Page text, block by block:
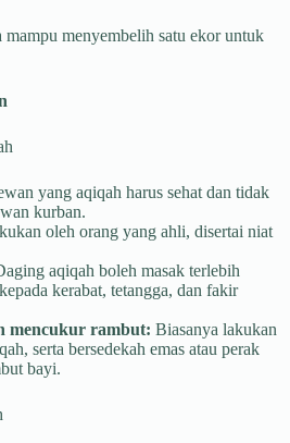
menyembelih satu ekor untuk
yang aqiqah harus sehat dan tidak
kurban.
oleh orang yang ahli, disertai niat
aqiqah boleh masak terlebih
kerabat, tetangga, dan fakir
mencukur rambut: Biasanya lakukan
serta bersedekah emas atau perak
bayi.